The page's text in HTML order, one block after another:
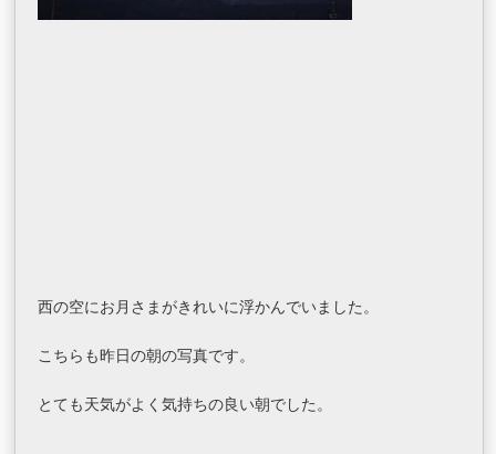
西の空にお月さまがきれいに浮かんでいました。
こちらも昨日の朝の写真です。
とても天気がよく気持ちの良い朝でした。